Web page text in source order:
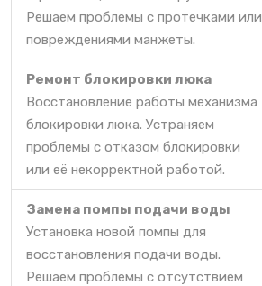
Решаем проблемы с протечками или
повреждениями манжеты.
Ремонт блокировки люка
Восстановление работы механизма
блокировки люка. Устраняем
проблемы с отказом блокировки
или её некорректной работой.
Замена помпы подачи воды
Установка новой помпы для
восстановления подачи воды.
Решаем проблемы с отсутствием